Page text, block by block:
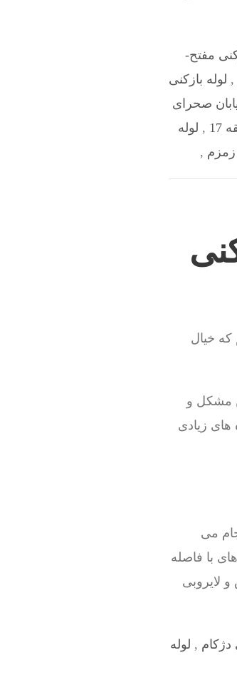
مفتح-
, لوله بازکنی
صحرای
17
, لوله
زمزم ,
که خیال
مشکل و
های زیادی
می
با فاصله
لایروبی
دژکام , لوله